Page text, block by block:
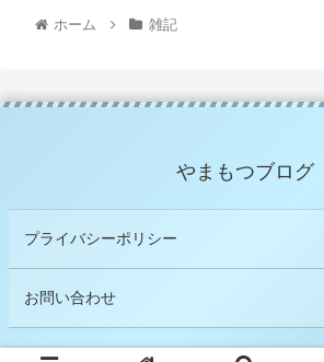
ホーム 雑記
やまもつブログ
プライバシーポリシー
お問い合わせ